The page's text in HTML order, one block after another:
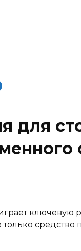
для
ключевую
только